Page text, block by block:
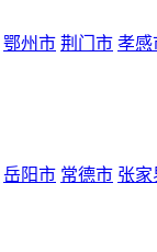
鄂州市 荆门市 孝感
岳阳市 常德市 张家